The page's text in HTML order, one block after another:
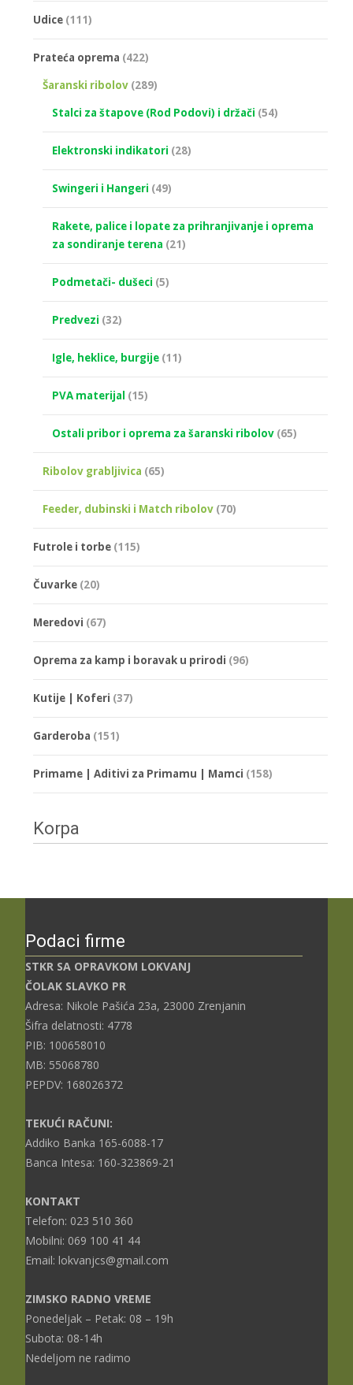
Udice (111)
Prateća oprema (422)
Šaranski ribolov (289)
Stalci za štapove (Rod Podovi) i držači (54)
Elektronski indikatori (28)
Swingeri i Hangeri (49)
Rakete, palice i lopate za prihranjivanje i oprema
za sondiranje terena (21)
Podmetači- dušeci (5)
Predvezi (32)
Igle, heklice, burgije (11)
PVA materijal (15)
Ostali pribor i oprema za šaranski ribolov (65)
Ribolov grabljivica (65)
Feeder, dubinski i Match ribolov (70)
Futrole i torbe (115)
Čuvarke (20)
Meredovi (67)
Oprema za kamp i boravak u prirodi (96)
Kutije | Koferi (37)
Garderoba (151)
Primame | Aditivi za Primamu | Mamci (158)
Korpa
Podaci firme
STKR SA OPRAVKOM LOKVANJ
ČOLAK SLAVKO PR
Adresa: Nikole Pašića 23a, 23000 Zrenjanin
Šifra delatnosti: 4778
PIB: 100658010
MB: 55068780
PEPDV: 168026372
TEKUĆI RAČUNI:
Addiko Banka 165-6088-17
Banca Intesa: 160-323869-21
KONTAKT
Telefon: 023 510 360
Mobilni: 069 100 41 44
Email: lokvanjcs@gmail.com
ZIMSKO RADNO VREME
Ponedeljak – Petak: 08 – 19h
Subota: 08-14h
Nedeljom ne radimo